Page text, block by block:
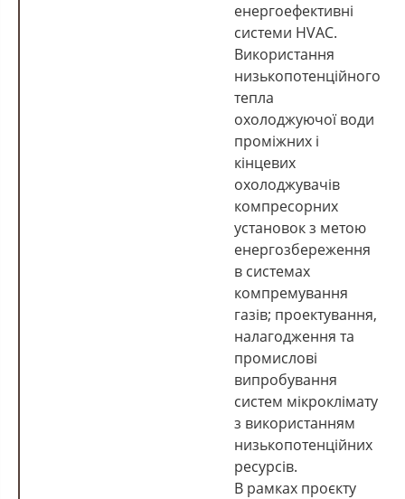
енергоефективні
системи HVAC.
Використання
низькопотенційного
тепла
охолоджуючої води
проміжних і
кінцевих
охолоджувачів
компресорних
установок з метою
енергозбереження
в системах
компремування
газів; проектування,
налагодження та
промислові
випробування
систем мікроклімату
з використанням
низькопотенційних
ресурсів.
В рамках проєкту